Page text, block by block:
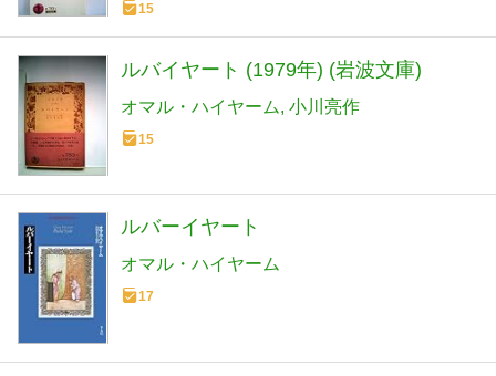
15
ルバイヤート (1979年) (岩波文庫)
オマル・ハイヤーム 小川亮作
15
ルバーイヤート
オマル・ハイヤーム
17